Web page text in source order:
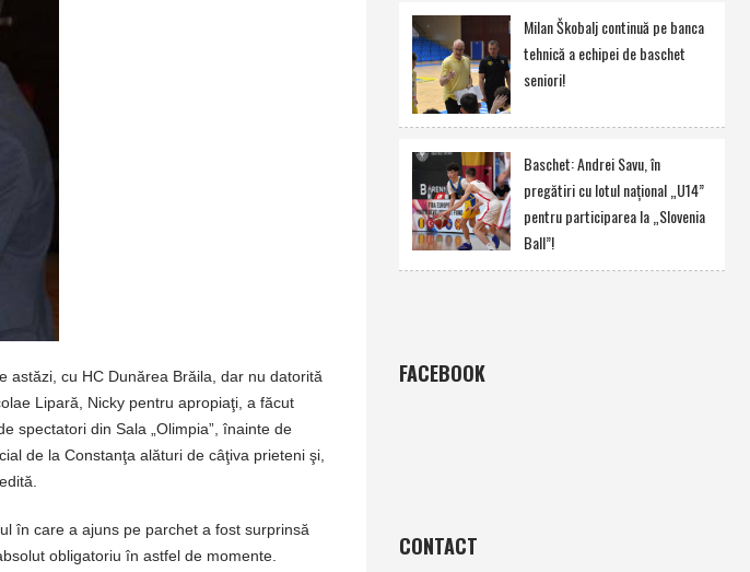
astăzi, cu HC Dunărea Brăila, dar nu datorită
Lipară, Nicky pentru apropiaţi, a făcut
spectatori din Sala „Olimpia”, înainte de
de la Constanţa alături de câţiva prieteni şi,
în care a ajuns pe parchet a fost surprinsă
obligatoriu în astfel de momente.
Milan Škobalj continuă pe banca
tehnică a echipei de baschet
seniori!
Baschet: Andrei Savu, în
pregătiri cu lotul naţional „U14”
pentru participarea la „Slovenia
Ball”!
FACEBOOK
CONTACT